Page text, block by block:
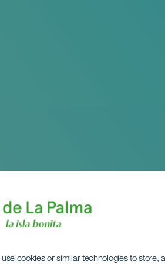
use cookies or similar technologies to store,